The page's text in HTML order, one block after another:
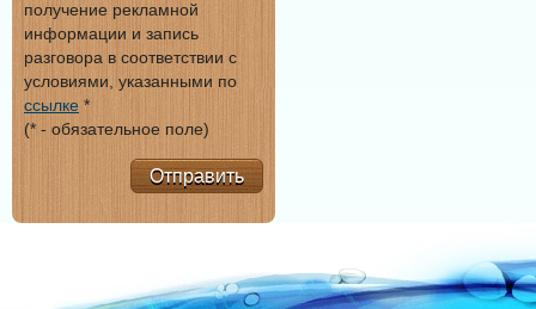
получение рекламной
информации и запись
разговора в соответствии с
условиями, указанными по
ссылке *
(* - обязательное поле)
Отправить